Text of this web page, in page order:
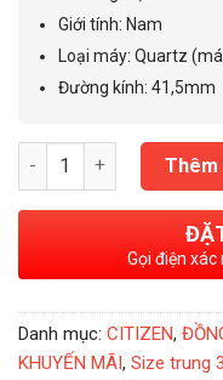
Giới tính:Nam
Loại máy: Quartz
Đường kính:41,5mm
Đồng Hồ Nam Citizen
Thêm
Gọi điện
Danh mục: CITIZEN,
KHUYẾN MÃI, Size trung